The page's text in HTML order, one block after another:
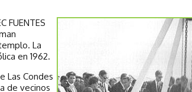
FUENTES
La
en 1962.
Las Condes
de vecinos